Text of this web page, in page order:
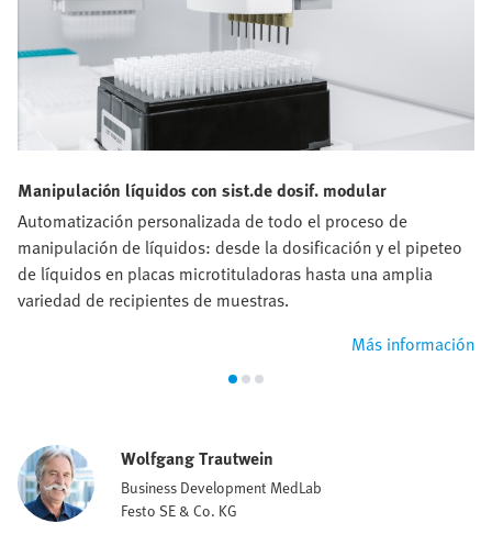
Manipulación líquidos con sist.de dosif. modular
Automatización personalizada de todo el proceso de
manipulación de líquidos: desde la dosificación y el pipeteo
de líquidos en placas microtituladoras hasta una amplia
variedad de recipientes de muestras.
Más información
Wolfgang Trautwein
Business Development MedLab
Festo SE & Co. KG